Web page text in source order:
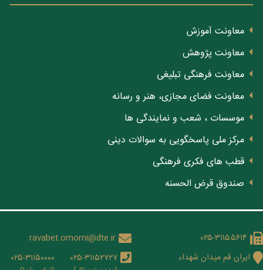
معاونت آموزش
معاونت پژوهش
معاونت فرهنگی تبلیغی
معاونت فضای مجازی، هنر و رسانه
موسسات ، شعب و نمایندگی ها
مرکز ملی پاسخگویی به سوالات دینی
قطب های فکری فرهنگی
صندوق قرض الحسنه
ravabet.omomi@dte.ir
۰۲۵-۳۱۱۵۲۷۲۷
۰۲۵-۳۱۱۵۰۰۰۰
۰۲۵-۳۱۱۵۵۶۱۴
ایران قم میدان شهداء